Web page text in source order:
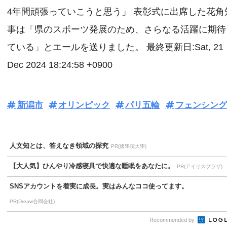
4年間頑張っていこうと思う」 表彰式に出席した花角
事は「県のスポーツ発展のため、さらなる活躍に期
ている」とエールを送りました。 最終更新日:Sat, 21
Dec 2024 18:24:58 +0900
新潟市 オリンピック パリ五輪 フェンシング
人文知とは、答えなき領域の探究 PR(國學院大學)
【大人気】ひんやり冷感寝具で快適な睡眠をあなたに。 PR(アイリスプラザ)
SNSアカウントを着実に成長。実はみんなココ使ってます。
PR(Dreaw合同会社)
Recommended by